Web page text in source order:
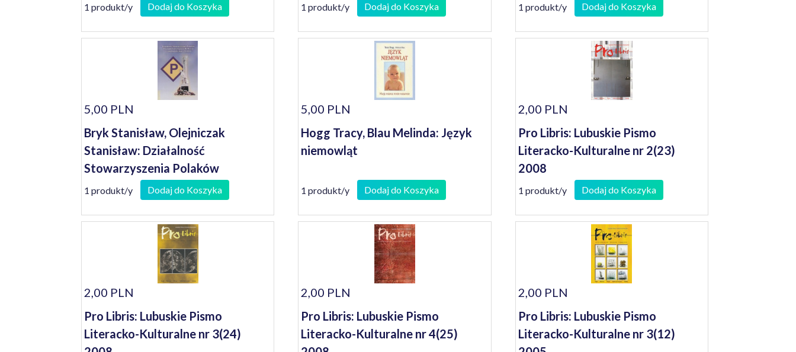
1 produkt/y Dodaj do Koszyka 1 produkt/y Dodaj do Koszyka 1 produkt/y Dodaj do Koszyka
5,00 PLN
Bryk Stanisław, Olejniczak
Stanisław: Działalność
Stowarzyszenia Polaków
Poszkodowanych przez III Rzeszę i
wspomnienia jego członków
1 produkt/y Dodaj do Koszyka
5,00 PLN
Hogg Tracy, Blau Melinda: Język
niemowląt
1 produkt/y Dodaj do Koszyka
2,00 PLN
Pro Libris: Lubuskie Pismo
Literacko-Kulturalne nr 2(23)
2008
1 produkt/y Dodaj do Koszyka
2,00 PLN
Pro Libris: Lubuskie Pismo
Literacko-Kulturalne nr 3(24)
2,00 PLN
Pro Libris: Lubuskie Pismo
Literacko-Kulturalne nr 4(25)
2,00 PLN
Pro Libris: Lubuskie Pismo
Literacko-Kulturalne nr 3(12)